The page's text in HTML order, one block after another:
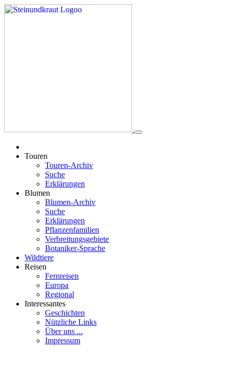
Touren
Touren-Archiv
Suche
Erklärungen
Blumen
Blumen-Archiv
Suche
Erklärungen
Pflanzenfamilien
Verbreitungsgebiete
Botaniker-Sprache
Wildtiere
Reisen
Fernreisen
Europa
Regional
Interessantes
Geschichten
Nützliche Links
Über uns ...
Impressum